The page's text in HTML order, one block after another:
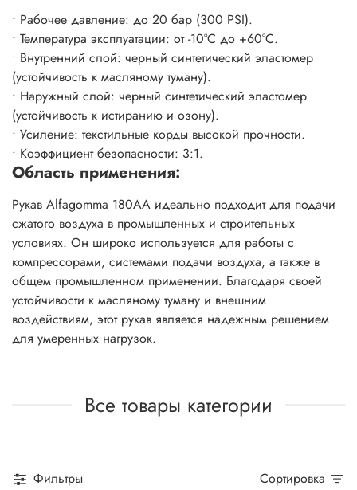
• Рабочее давление: до 20 бар (300 PSI).
• Температура эксплуатации: от -10°C до +60°C.
• Внутренний слой: черный синтетический эластомер
(устойчивость к масляному туману).
• Наружный слой: черный синтетический эластомер
(устойчивость к истиранию и озону).
• Усиление: текстильные корды высокой прочности.
• Коэффициент безопасности: 3:1.
Область применения:
Рукав Alfagomma 180AA идеально подходит для подачи
сжатого воздуха в промышленных и строительных
условиях. Он широко используется для работы с
компрессорами, системами подачи воздуха, а также в
общем промышленном применении. Благодаря своей
устойчивости к масляному туману и внешним
воздействиям, этот рукав является надежным решением
для умеренных нагрузок.
Все товары категории
Фильтры Сортировка